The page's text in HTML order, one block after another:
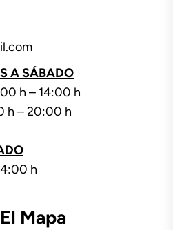
A SÁBADO
h – 14:00 h
h – 20:00 h
h
Mapa